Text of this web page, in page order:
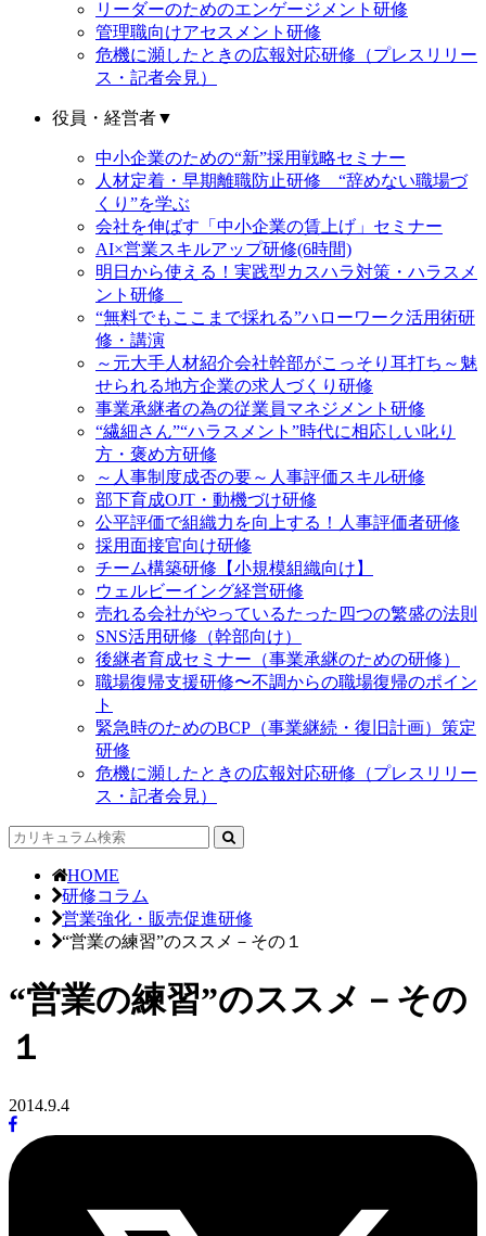
リーダーのためのエンゲージメント研修
管理職向けアセスメント研修
危機に瀕したときの広報対応研修（プレスリリー
ス・記者会見）
役員・経営者▼
中小企業のための“新”採用戦略セミナー
人材定着・早期離職防止研修 “辞めない職場づ
くり”を学ぶ
会社を伸ばす「中小企業の賃上げ」セミナー
AI×営業スキルアップ研修(6時間)
明日から使える！実践型カスハラ対策・ハラスメ
ント研修
“無料でもここまで採れる”ハローワーク活用術研
修・講演
～元大手人材紹介会社幹部がこっそり耳打ち～魅
せられる地方企業の求人づくり研修
事業承継者の為の従業員マネジメント研修
“繊細さん”“ハラスメント”時代に相応しい叱り
方・褒め方研修
～人事制度成否の要～人事評価スキル研修
部下育成OJT・動機づけ研修
公平評価で組織力を向上する！人事評価者研修
採用面接官向け研修
チーム構築研修【小規模組織向け】
ウェルビーイング経営研修
売れる会社がやっているたった四つの繁盛の法則
SNS活用研修（幹部向け）
後継者育成セミナー（事業承継のための研修）
職場復帰支援研修〜不調からの職場復帰のポイン
ト
緊急時のためのBCP（事業継続・復旧計画）策定
研修
危機に瀕したときの広報対応研修（プレスリリー
ス・記者会見）
HOME
研修コラム
営業強化・販売促進研修
“営業の練習”のススメ－その１
“営業の練習”のススメ－その
１
2014.9.4